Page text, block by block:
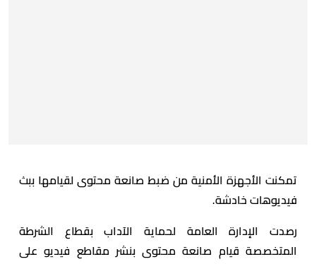
تمكنت الأجهزة الأمنية من ضبط صانعة محتوى لقيامها ببث
فيديوهات خادشة.
رصدت الإدارة العامة لحماية الآداب بقطاع الشرطة
المتخصصة قيام صانعة محتوى بنشر مقاطع فيديو على